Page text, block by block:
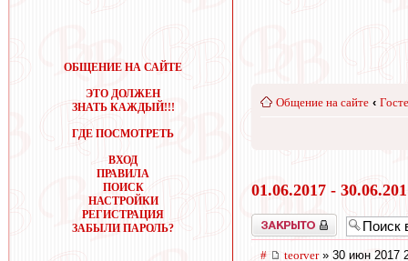
ОБЩЕНИЕ НА САЙТЕ
ЭТО ДОЛЖЕН
ЗНАТЬ КАЖДЫЙ!!!
ГДЕ ПОСМОТРЕТЬ
ВХОД
ПРАВИЛА
ПОИСК
НАСТРОЙКИ
РЕГИСТРАЦИЯ
ЗАБЫЛИ ПАРОЛЬ?
Общение на сайте ‹
01.06.2017 -
Закрыто
# teorver» 30 июн 2017